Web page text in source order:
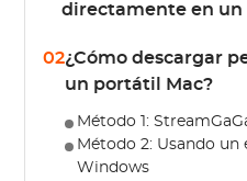
directamente en un
02¿Cómo descargar
un portátil Mac?
Método 1:
Método 2: Usando
Windows